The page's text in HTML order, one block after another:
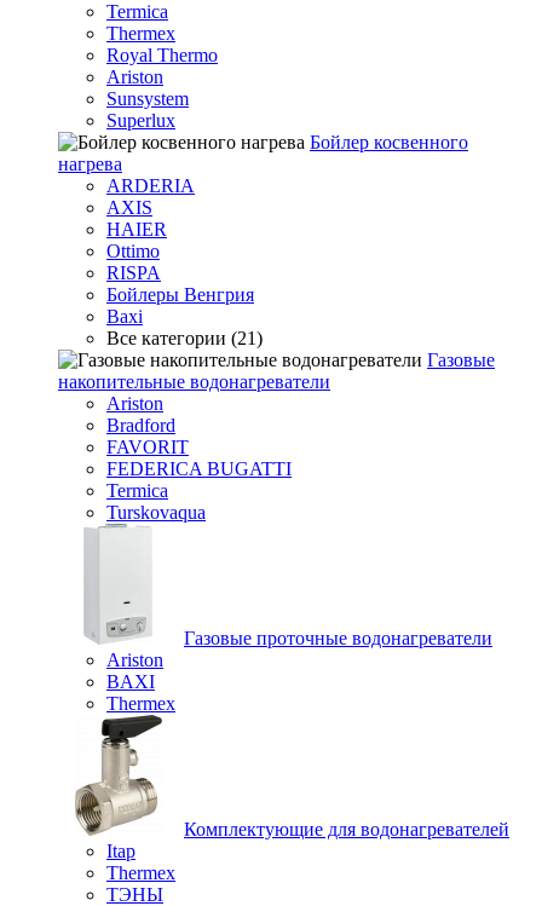
Termica
Thermex
Royal Thermo
Ariston
Sunsystem
Superlux
Бойлер косвенного
нагрева
ARDERIA
AXIS
HAIER
Ottimo
RISPA
Бойлеры Венгрия
Baxi
Все категории (21)
Газовые
накопительные водонагреватели
Ariston
Bradford
FAVORIT
FEDERICA BUGATTI
Termica
Turskovaqua
Газовые проточные водонагреватели
Ariston
BAXI
Thermex
Комплектующие для водонагревателей
Itap
Thermex
ТЭНЫ